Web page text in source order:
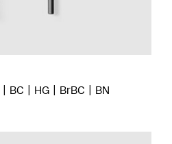
BC HG BrBC BN